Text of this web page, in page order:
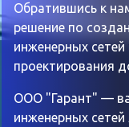
Обратившись к
решение по
инженерных
проектирования
ООО "Гарант" —
инженерных